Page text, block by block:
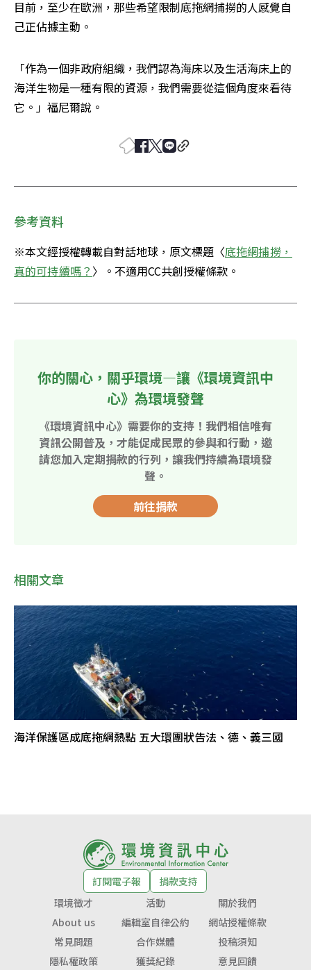
目前，至少在歐洲，那些希望限制底拖網捕撈的人感覺自
己正佔據主動。
「作為一個非政府組織，我們認為海床以及生活海床上的
海洋生物是一種有限的資源，我們需要從這個角度來看待
它。」福尼爾說。
參考資料
※本文經授權轉載自對話地球，原文標題〈底拖網捕撈，
真的可持續嗎？ 〉。不適用CC共創授權條款。
你的關心，關乎環境—讓《環境資訊中
心》為環境發聲
《環境資訊中心》需要你的支持！我們相信唯有
資訊公開普及，才能促成民眾的參與和行動，邀
請您加入定期捐款的行列，讓我們持續為環境發
聲。
前往捐款
相關文章
海洋保護區成底拖網熱點 五大環團狀告法、德、義三國
訂閱電子報
捐款支持
環境徵才
活動
關於我們
About us
編輯室自律公約
網站授權條款
常見問題
合作媒體
投稿須知
隱私權政策
獲獎紀錄 意見回饋